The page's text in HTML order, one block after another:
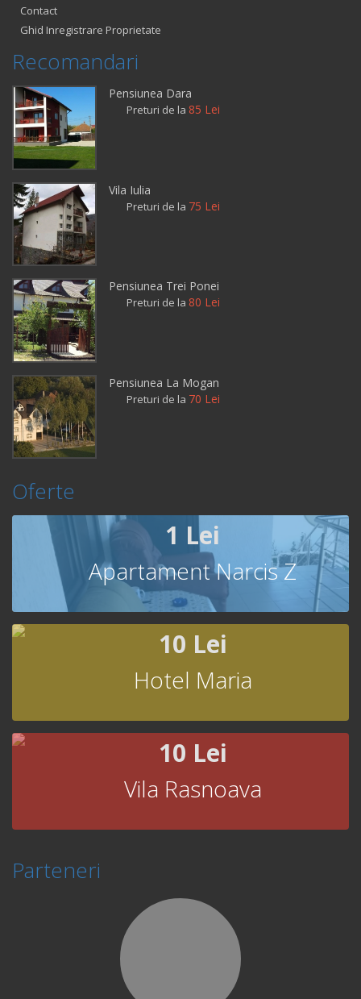
Contact
Ghid Inregistrare Proprietate
Recomandari
Pensiunea Dara
Preturi de la 85 Lei
Vila Iulia
Preturi de la 75 Lei
Pensiunea Trei Ponei
Preturi de la 80 Lei
Pensiunea La Mogan
Preturi de la 70 Lei
Oferte
1 Lei
Apartament Narcis Z
10 Lei
Hotel Maria
10 Lei
Vila Rasnoava
Parteneri